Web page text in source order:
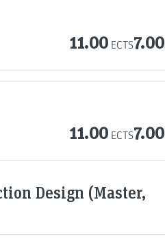
11.00 ECTS7.00
11.00 ECTS7.00
Design (Master,